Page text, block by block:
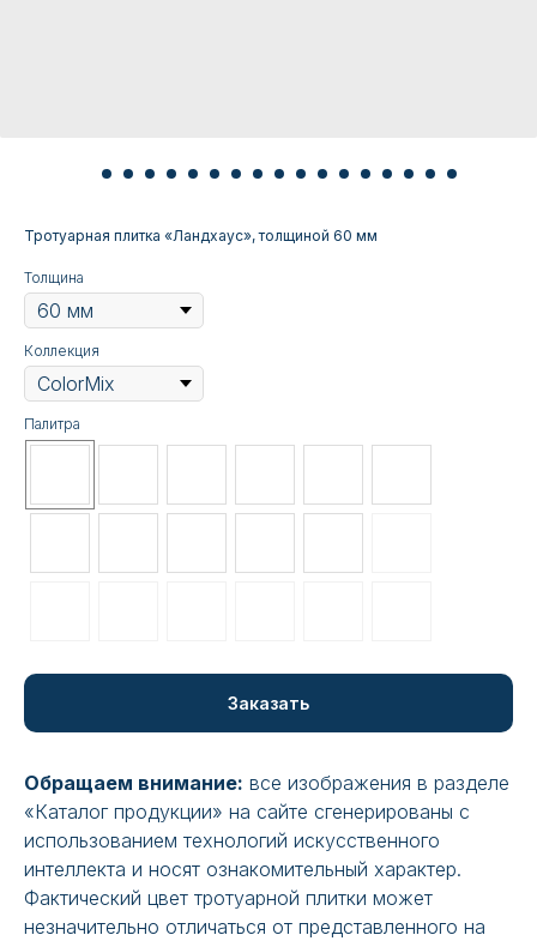
Тротуарная плитка «Ландхаус», толщиной 60 мм
Толщина
Коллекция
Палитра
Заказать
Обращаем внимание: все изображения в разделе
«Каталог продукции» на сайте сгенерированы с
использованием технологий искусственного
интеллекта и носят ознакомительный характер.
Фактический цвет тротуарной плитки может
незначительно отличаться от представленного на